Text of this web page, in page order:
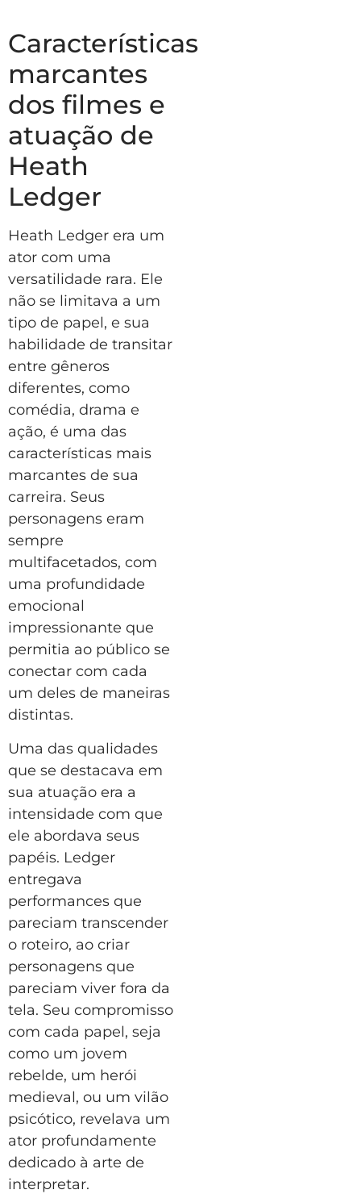
Características
marcantes
dos filmes e
atuação de
Heath
Ledger
Heath Ledger era um
ator com uma
versatilidade rara. Ele
não se limitava a um
tipo de papel, e sua
habilidade de transitar
entre gêneros
diferentes, como
comédia, drama e
ação, é uma das
características mais
marcantes de sua
carreira. Seus
personagens eram
sempre
multifacetados, com
uma profundidade
emocional
impressionante que
permitia ao público se
conectar com cada
um deles de maneiras
distintas.
Uma das qualidades
que se destacava em
sua atuação era a
intensidade com que
ele abordava seus
papéis. Ledger
entregava
performances que
pareciam transcender
o roteiro, ao criar
personagens que
pareciam viver fora da
tela. Seu compromisso
com cada papel, seja
como um jovem
rebelde, um herói
medieval, ou um vilão
psicótico, revelava um
ator profundamente
dedicado à arte de
interpretar.